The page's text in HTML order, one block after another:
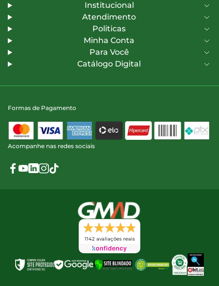
Institucional
Atendimento
Politicas
Minha Conta
Para Você
Catálogo Digital
Formas de Pagamento
Acompanhe nas redes sociais
1142 avaliações reais